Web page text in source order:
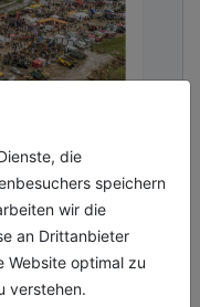
die
speichern
wir die
an Drittanbieter
Website optimal zu
verstehen.
/ Neues
/